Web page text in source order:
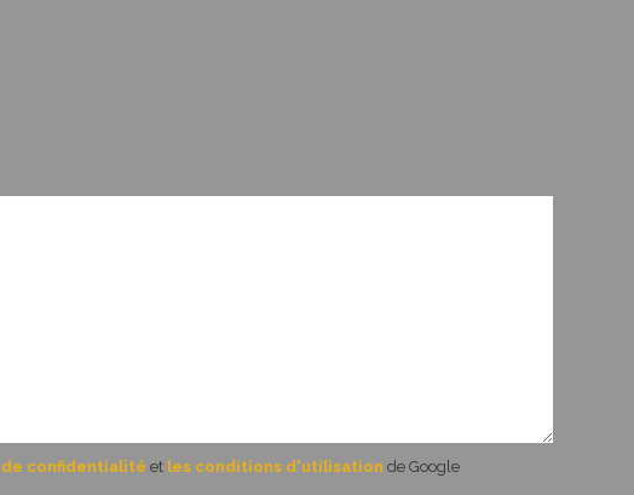
confidentialité et les conditions d'utilisation de Google